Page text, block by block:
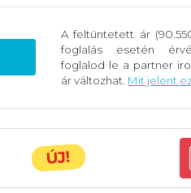
A feltüntetett ár
foglalás esetén
foglalod le a partner
ár változhat. Mit jelent
ÚJ!